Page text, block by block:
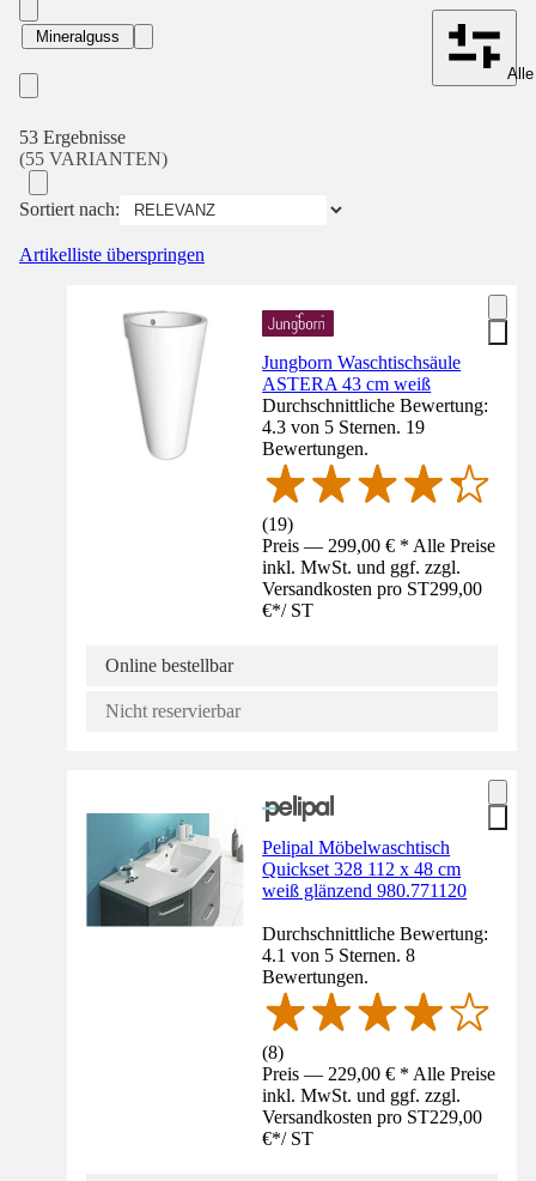
Mineralguss
53 Ergebnisse
(55 VARIANTEN)
Sortiert nach:
Artikelliste überspringen
Jungborn Waschtischsäule
ASTERA 43 cm weiß
Durchschnittliche Bewertung:
4.3 von 5 Sternen. 19
Bewertungen.
(19)
Preis — 299,00 € * Alle Preise
inkl. MwSt. und ggf. zzgl.
Versandkosten pro ST299,00
€*/ ST
Online bestellbar
Nicht reservierbar
Pelipal Möbelwaschtisch
Quickset 328 112 x 48 cm
weiß glänzend 980.771120
Durchschnittliche Bewertung:
4.1 von 5 Sternen. 8
Bewertungen.
(8)
Preis — 229,00 € * Alle Preise
inkl. MwSt. und ggf. zzgl.
Versandkosten pro ST229,00
€*/ ST